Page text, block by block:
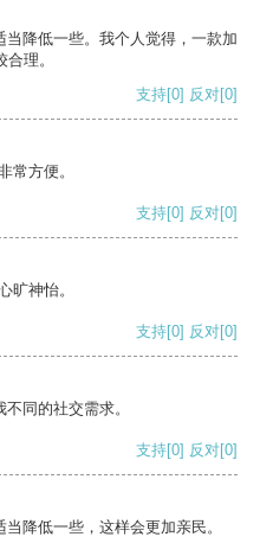
降低一些。我个人觉得，一款加
理。
支持[0] 反对[0]
常方便。
支持[0] 反对[0]
旷神怡。
支持[0] 反对[0]
同的社交需求。
支持[0] 反对[0]
降低一些，这样会更加亲民。